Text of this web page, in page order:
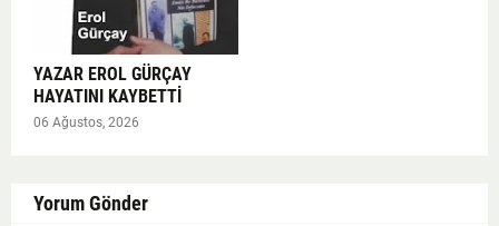
YAZAR EROL GÜRÇAY
HAYATINI KAYBETTİ
06 Ağustos, 2026
Yorum Gönder